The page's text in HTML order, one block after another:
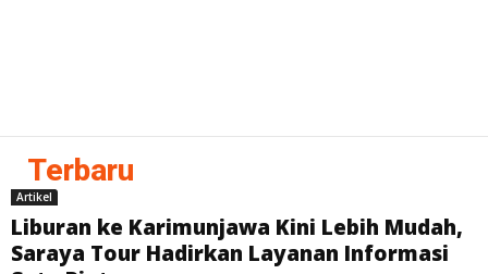
Terbaru
Artikel
Liburan ke Karimunjawa Kini Lebih Mudah,
Saraya Tour Hadirkan Layanan Informasi